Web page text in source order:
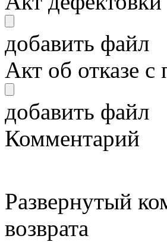
добавить файл
Акт об отказе
добавить файл
Комментарий
Развернутый
возврата